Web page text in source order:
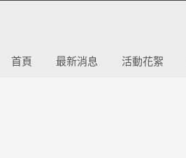
首頁 最新消息 活動花絮